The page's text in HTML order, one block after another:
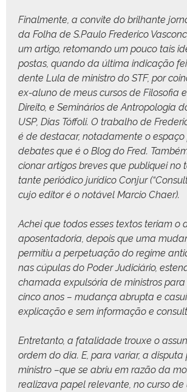
Final­mente, a con­vite do bril­hante
da Fol­ha de S.Paulo Fred­eri­co
um arti­go, retoman­do um pouco tais
postas, quan­do da últi­ma indi­cação
dente Lula de min­istro do STF, por
ex-aluno de meus cur­sos de Filosofia
Dire­ito, e Sem­i­nários de Antropolo­gia
USP, Dias Tóf­foli. O tra­bal­ho de
é de destacar, notada­mente o espaço
debates que é o Blog do Fred.
cionar arti­gos breves que publiquei
tante per­iódi­co jurídi­co Con­jur
cujo edi­tor é o notáv­el Mar­cio Chaer).
Achei que todos ess­es tex­tos teri­am o
aposen­ta­do­ria, depois que uma
per­mi­tiu a per­pet­u­ação do regime
nas cúpu­las do Poder Judi­ciário,
chama­da expul­sória de min­istros para
cin­co anos – mudança abrup­ta e
expli­cação e sem infor­mação e
Entre­tan­to, a fatal­i­dade trouxe o
ordem do dia. E, para vari­ar, a dis­pu­ta
min­istro –que se abriu em razão da
real­iza­va papel rel­e­vante, no cur­so